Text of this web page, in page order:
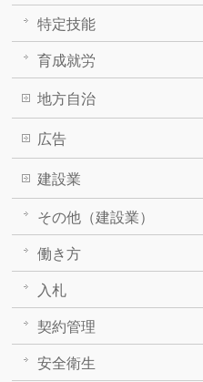
特定技能
育成就労
地方自治
広告
建設業
その他（建設業）
働き方
入札
契約管理
安全衛生